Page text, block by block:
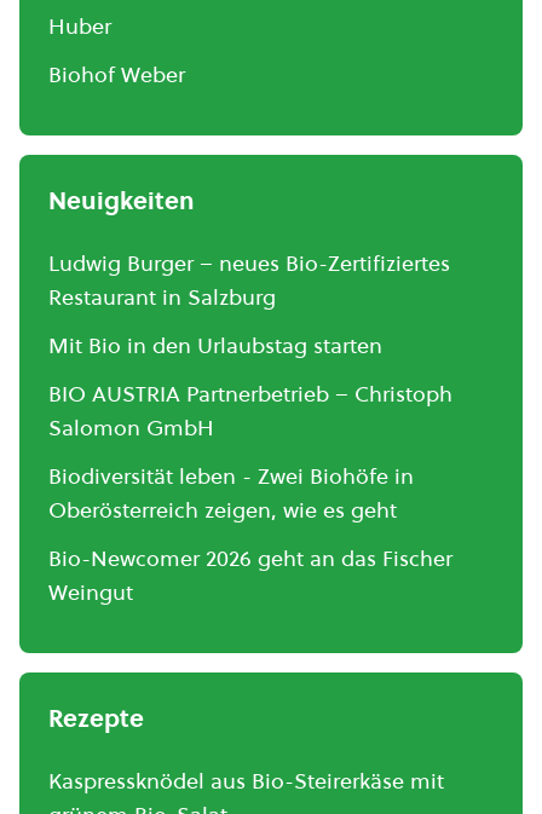
Huber
Biohof Weber
Neuigkeiten
Ludwig Burger – neues Bio-Zertifiziertes
Restaurant in Salzburg
Mit Bio in den Urlaubstag starten
BIO AUSTRIA Partnerbetrieb – Christoph
Salomon GmbH
Biodiversität leben - Zwei Biohöfe in
Oberösterreich zeigen, wie es geht
Bio-Newcomer 2026 geht an das Fischer
Weingut
Rezepte
Kaspressknödel aus Bio-Steirerkäse mit